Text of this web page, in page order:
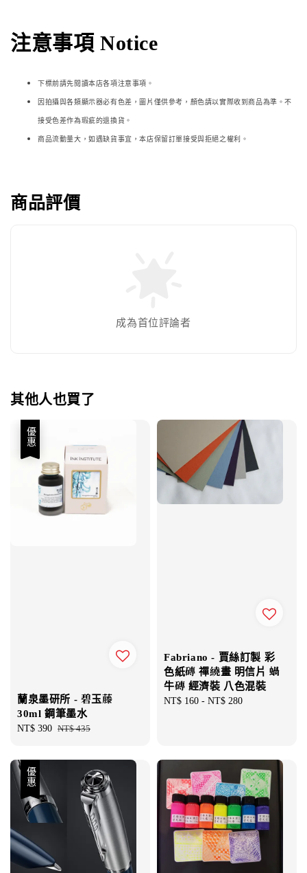
注意事項 Notice
下標前請先閱讀本店各項注意事項。
因拍攝與各類顯示器必有色差，圖片僅供參考，顏色請以實際收到商品為準。不
接受色差作為瑕疵的退換貨。
商品流動量大，如遇缺貨事宜，本店保留訂單接受與拒絕之權利。
商品評價
成為首位評論者
其他人也買了
優惠
蘭泉墨研所 - 碧玉藤
30ml 鋼筆墨水
Sale
NT$ 390 Regular
NT$ 435
Fabriano - 賈絲訂製 彩
色紙磚 禪繞畫 明信片 蝸
牛磚 經濟裝 八色混裝
Regular
NT$ 160 - NT$ 280
優惠